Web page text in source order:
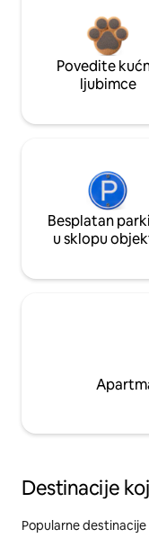
Povedite
ljubimce
Besplatan
u sklopu
Destinacije
Popularne